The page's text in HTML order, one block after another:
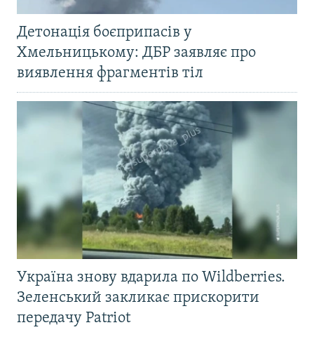
Детонація боєприпасів у
Хмельницькому: ДБР заявляє про
виявлення фрагментів тіл
Україна знову вдарила по Wildberries.
Зеленський закликає прискорити
передачу Patriot